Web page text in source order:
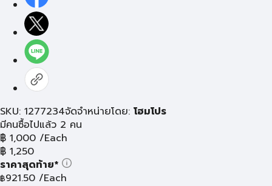
SKU: 1277234จัดจำหน่ายโดย: โฮมโปร
มีคนซื้อไปแล้ว 2 คน
฿ 1,000 /Each
฿ 1,250
ราคาสุดท้าย*
฿921.50 /Each